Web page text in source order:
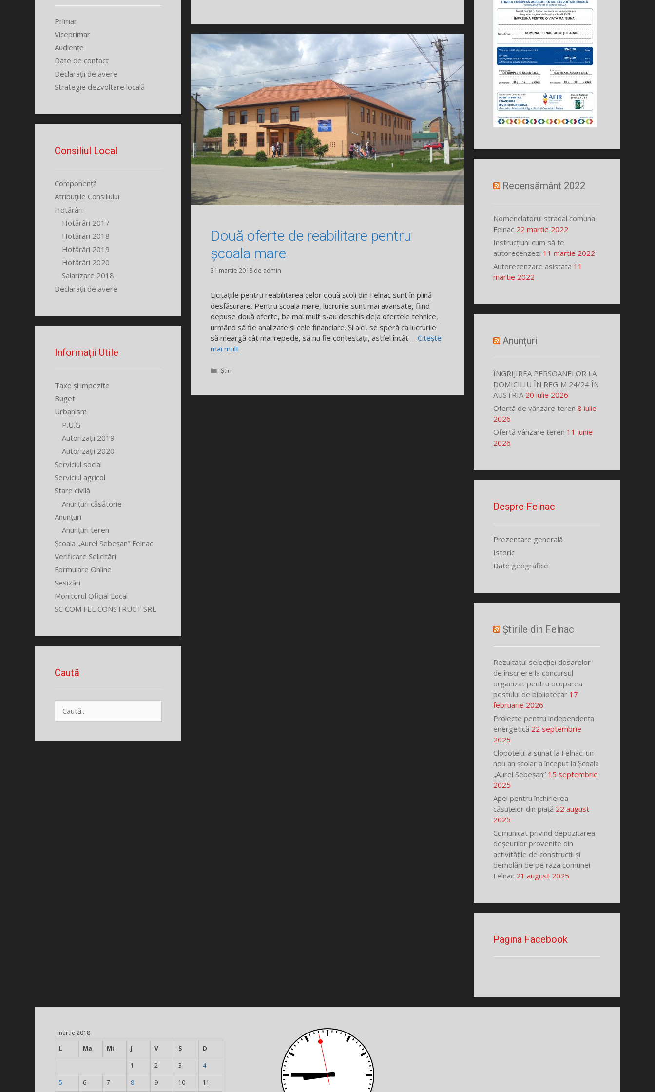
Două oferte de reabilitare pentru
școala mare
31 martie 2018 de admin
Licitațiile pentru reabilitarea celor două școli din Felnac sunt în plină
desfășurare. Pentru școala mare, lucrurile sunt mai avansate, fiind
depuse două oferte, ba mai mult s-au deschis deja ofertele tehnice,
urmând să fie analizate și cele financiare. Și aici, se speră ca lucrurile
să meargă cât mai repede, să nu fie contestații, astfel încât … Citește
mai mult
Categorii
Știri
Primar
Viceprimar
Audiențe
Date de contact
Declarații de avere
Strategie dezvoltare locală
Consiliul Local
Componență
Atribuțiile Consiliului
Hotărâri
Hotărâri 2017
Hotărâri 2018
Hotărâri 2019
Hotărâri 2020
Salarizare 2018
Declarații de avere
Informații Utile
Taxe și impozite
Buget
Urbanism
P.U.G
Autorizații 2019
Autorizații 2020
Serviciul social
Serviciul agricol
Stare civilă
Anunțuri căsătorie
Anunțuri
Anunțuri teren
Școala „Aurel Sebeșan” Felnac
Verificare Solicitări
Formulare Online
Sesizări
Monitorul Oficial Local
SC COM FEL CONSTRUCT SRL
Caută
după:
Recensământ 2022
Nomenclatorul stradal comuna
Felnac 22 martie 2022
Instrucțiuni cum să te
autorecenzezi 11 martie 2022
Autorecenzare asistata 11
martie 2022
Anunțuri
ÎNGRIJIREA PERSOANELOR LA
DOMICILIU ÎN REGIM 24/24 ÎN
AUSTRIA 20 iulie 2026
Ofertă de vânzare teren 8 iulie
2026
Ofertă vânzare teren 11 iunie
2026
Despre Felnac
Prezentare generală
Istoric
Date geografice
Știrile din Felnac
Rezultatul selecției dosarelor
de înscriere la concursul
organizat pentru ocuparea
postului de bibliotecar 17
februarie 2026
Proiecte pentru independența
energetică 22 septembrie
2025
Clopoțelul a sunat la Felnac: un
nou an școlar a început la Școala
„Aurel Sebeșan” 15 septembrie
2025
Apel pentru închirierea
căsuțelor din piață 22 august
2025
Comunicat privind depozitarea
deșeurilor provenite din
activitățile de construcții și
demolări de pe raza comunei
Felnac 21 august 2025
Pagina Facebook
martie 2018
L
Ma Mi J V S D
1 2 3 4
5 6 7 8 9 10 11